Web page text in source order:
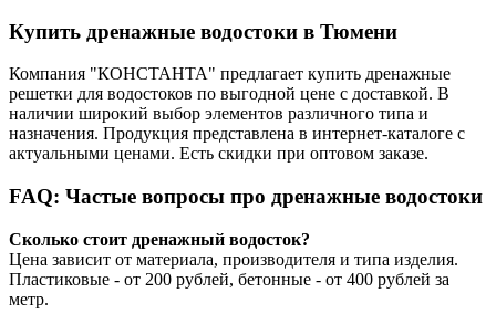
Купить дренажные водостоки в Тюмени
Компания "КОНСТАНТА" предлагает купить дренажные
решетки для водостоков по выгодной цене с доставкой. В
наличии широкий выбор элементов различного типа и
назначения. Продукция представлена в интернет-каталоге с
актуальными ценами. Есть скидки при оптовом заказе.
FAQ: Частые вопросы про дренажные водостоки
Сколько стоит дренажный водосток?
Цена зависит от материала, производителя и типа изделия.
Пластиковые - от 200 рублей, бетонные - от 400 рублей за
метр.